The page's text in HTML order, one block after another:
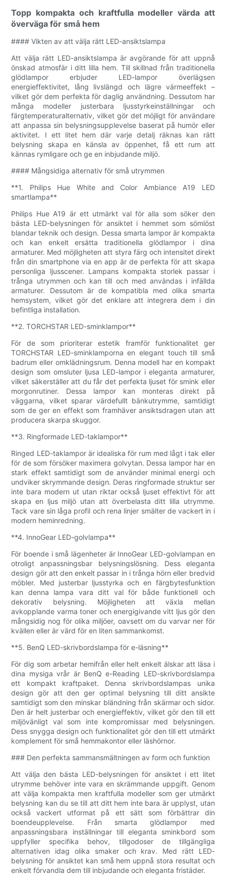
Topp kompakta och kraftfulla modeller värda att
överväga för små hem
#### Vikten av att välja rätt LED-ansiktslampa
Att välja rätt LED-ansiktslampa är avgörande för att uppnå
önskad atmosfär i ditt lilla hem. Till skillnad från traditionella
glödlampor erbjuder LED-lampor överlägsen
energieffektivitet, lång livslängd och lägre värmeeffekt –
vilket gör dem perfekta för daglig användning. Dessutom har
många modeller justerbara ljusstyrkeinställningar och
färgtemperaturalternativ, vilket gör det möjligt för användare
att anpassa sin belysningsupplevelse baserat på humör eller
aktivitet. I ett litet hem där varje detalj räknas kan rätt
belysning skapa en känsla av öppenhet, få ett rum att
kännas rymligare och ge en inbjudande miljö.
#### Mångsidiga alternativ för små utrymmen
**1. Philips Hue White and Color Ambiance A19 LED
smartlampa**
Philips Hue A19 är ett utmärkt val för alla som söker den
bästa LED-belysningen för ansiktet i hemmet som sömlöst
blandar teknik och design. Dessa smarta lampor är kompakta
och kan enkelt ersätta traditionella glödlampor i dina
armaturer. Med möjligheten att styra färg och intensitet direkt
från din smartphone via en app är de perfekta för att skapa
personliga ljusscener. Lampans kompakta storlek passar i
trånga utrymmen och kan till och med användas i infällda
armaturer. Dessutom är de kompatibla med olika smarta
hemsystem, vilket gör det enklare att integrera dem i din
befintliga installation.
**2. TORCHSTAR LED-sminklampor**
För de som prioriterar estetik framför funktionalitet ger
TORCHSTAR LED-sminklamporna en elegant touch till små
badrum eller omklädningsrum. Denna modell har en kompakt
design som omsluter ljusa LED-lampor i eleganta armaturer,
vilket säkerställer att du får det perfekta ljuset för smink eller
morgonrutiner. Dessa lampor kan monteras direkt på
väggarna, vilket sparar värdefullt bänkutrymme, samtidigt
som de ger en effekt som framhäver ansiktsdragen utan att
producera skarpa skuggor.
**3. Ringformade LED-taklampor**
Ringed LED-taklampor är idealiska för rum med lågt i tak eller
för de som försöker maximera golvytan. Dessa lampor har en
stark effekt samtidigt som de använder minimal energi och
undviker skrymmande design. Deras ringformade struktur ser
inte bara modern ut utan riktar också ljuset effektivt för att
skapa en ljus miljö utan att överbelasta ditt lilla utrymme.
Tack vare sin låga profil och rena linjer smälter de vackert in i
modern heminredning.
**4. InnoGear LED-golvlampa**
För boende i små lägenheter är InnoGear LED-golvlampan en
otroligt anpassningsbar belysningslösning. Dess eleganta
design gör att den enkelt passar in i trånga hörn eller bredvid
möbler. Med justerbar ljusstyrka och en färgbytesfunktion
kan denna lampa vara ditt val för både funktionell och
dekorativ belysning. Möjligheten att växla mellan
avkopplande varma toner och energigivande vitt ljus gör den
mångsidig nog för olika miljöer, oavsett om du varvar ner för
kvällen eller är värd för en liten sammankomst.
**5. BenQ LED-skrivbordslampa för e-läsning**
För dig som arbetar hemifrån eller helt enkelt älskar att läsa i
dina mysiga vrår är BenQ e-Reading LED-skrivbordslampa
ett kompakt kraftpaket. Denna skrivbordslampas unika
design gör att den ger optimal belysning till ditt ansikte
samtidigt som den minskar bländning från skärmar och sidor.
Den är helt justerbar och energieffektiv, vilket gör den till ett
miljövänligt val som inte kompromissar med belysningen.
Dess snygga design och funktionalitet gör den till ett utmärkt
komplement för små hemmakontor eller läshörnor.
### Den perfekta sammansmältningen av form och funktion
Att välja den bästa LED-belysningen för ansiktet i ett litet
utrymme behöver inte vara en skrämmande uppgift. Genom
att välja kompakta men kraftfulla modeller som ger utmärkt
belysning kan du se till att ditt hem inte bara är upplyst, utan
också vackert utformat på ett sätt som förbättrar din
boendeupplevelse. Från smarta glödlampor med
anpassningsbara inställningar till eleganta sminkbord som
uppfyller specifika behov, tillgodoser de tillgängliga
alternativen idag olika smaker och krav. Med rätt LED-
belysning för ansiktet kan små hem uppnå stora resultat och
enkelt förvandla dem till inbjudande och eleganta fristäder.